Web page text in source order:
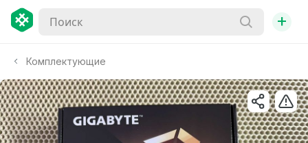
+
Комплектующие